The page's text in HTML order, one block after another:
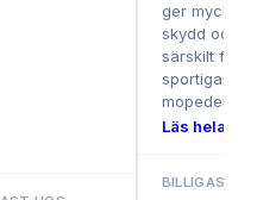
ger mycket
skydd och
särskilt för
sportigare
mopeder
Läs hela
BILLIGAST